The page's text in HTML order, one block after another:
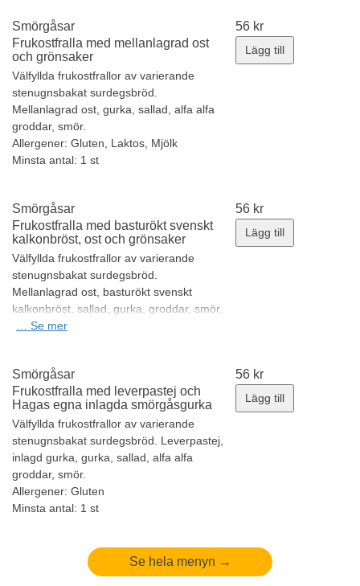
Smörgåsar
Frukostfralla med mellanlagrad ost
och grönsaker
Välfyllda frukostfrallor av varierande
stenugnsbakat surdegsbröd.
Mellanlagrad ost, gurka, sallad, alfa alfa
groddar, smör.
Allergener: Gluten, Laktos, Mjölk
Minsta antal: 1 st
56 kr
Lägg till
Smörgåsar
Frukostfralla med basturökt svenskt
kalkonbröst, ost och grönsaker
Välfyllda frukostfrallor av varierande
stenugnsbakat surdegsbröd.
Mellanlagrad ost, basturökt svenskt
kalkonbröst, sallad, gurka, groddar, smör.
Allergener:
Se mer
56 kr
Lägg till
Smörgåsar
Frukostfralla med leverpastej och
Hagas egna inlagda smörgåsgurka
Välfyllda frukostfrallor av varierande
stenugnsbakat surdegsbröd. Leverpastej,
inlagd gurka, gurka, sallad, alfa alfa
groddar, smör.
Allergener: Gluten
Minsta antal: 1 st
56 kr
Lägg till
Se hela menyn →